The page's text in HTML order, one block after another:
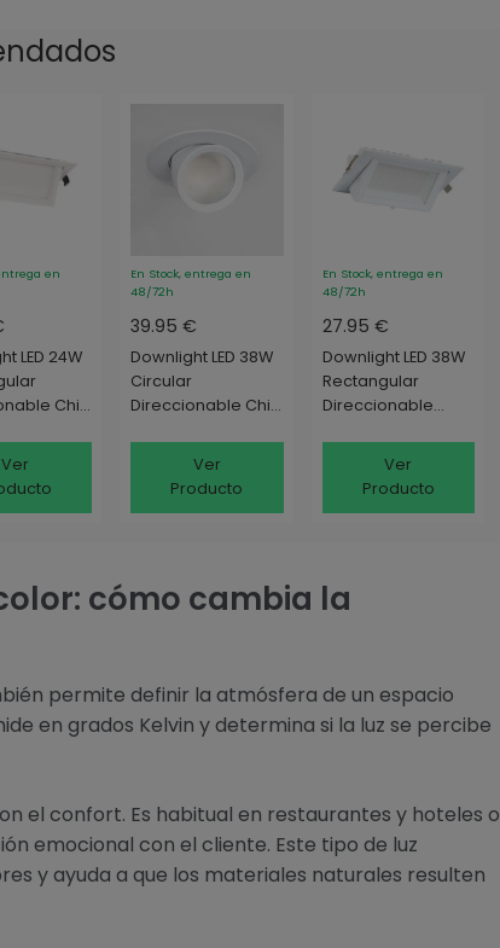
en
LED 24W
Chip
Ver
En Stock, entrega en
48/72h
39.95 €
Downlight LED 38W
Circular
Direccionable Chip
Ver
Producto
En Stock, entrega en
48/72h
27.95 €
Downlight LED 38W
Rectangular
Direccionable
Ver
Producto
cómo cambia la
permite definir la atmósfera de un espacio
en grados Kelvin y determina si la luz se percibe
el confort. Es habitual en restaurantes y hoteles o
emocional con el cliente. Este tipo de luz
y ayuda a que los materiales naturales resulten